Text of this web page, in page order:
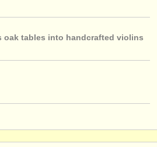
tables into handcrafted violins